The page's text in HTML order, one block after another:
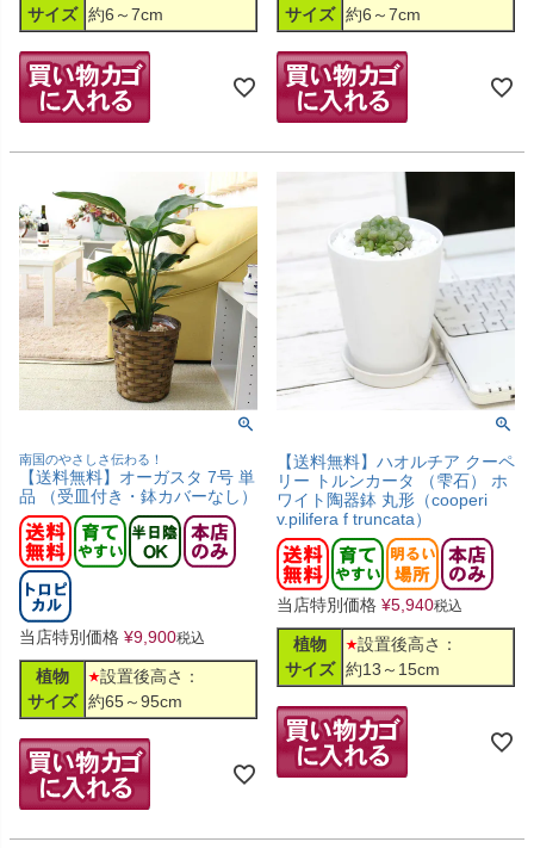
サイズ 約6～7cm
サイズ 約6～7cm
南国のやさしさ伝わる！
【送料無料】オーガスタ 7号 単
品 （受皿付き・鉢カバーなし）
当店特別価格 ¥9,900税込
植物
サイズ
設置後高さ：
約65～95cm
【送料無料】ハオルチア クーペ
リー トルンカータ （雫石） ホ
ワイト陶器鉢 丸形（cooperi
v.pilifera f truncata）
当店特別価格 ¥5,940税込
植物
サイズ
設置後高さ：
約13～15cm